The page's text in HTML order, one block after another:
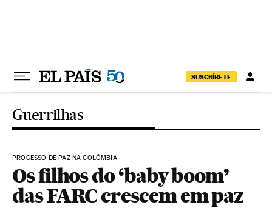
SUSCRÍBETE
Guerrilhas
PROCESSO DE PAZ NA COLÔMBIA
Os filhos do ‘baby boom’
das FARC crescem em paz